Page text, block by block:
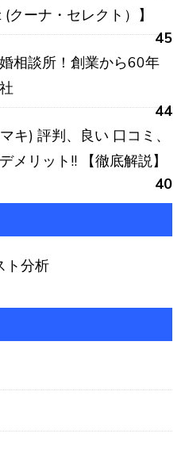
ーナ・セレクト）】
45
相談所！創業から60年
44
キ) 評判、良い 口コミ、
メリット!! 【徹底解説】
40
ト分析